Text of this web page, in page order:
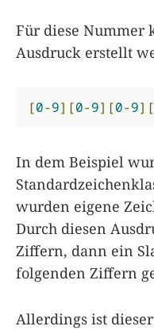
Für diese Nummer
Ausdruck erstellt
[0-9][0-9][0-9][
In dem Beispiel
wurden eigene
Durch diesen
Ziffern, dann ein
folgenden Ziffern
Allerdings ist